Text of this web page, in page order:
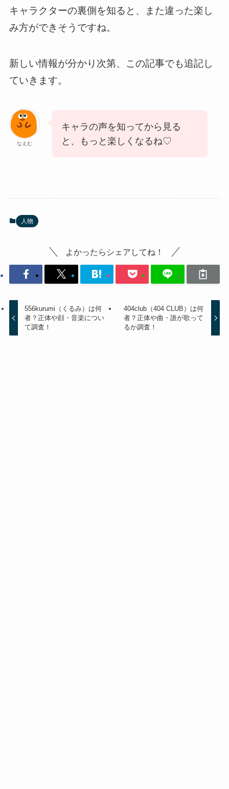
キャラクターの裏側を知ると、また違った楽し
み方ができそうですね。
新しい情報が分かり次第、この記事でも追記し
ていきます。
なえむ
キャラの声を知ってから見る
と、もっと楽しくなるね♡
人物
よかったらシェアしてね！
556kurumi（くるみ）は何
者？正体や顔・音楽につい
て調査！
404club（404 CLUB）は何
者？正体や曲・誰が歌って
るか調査！